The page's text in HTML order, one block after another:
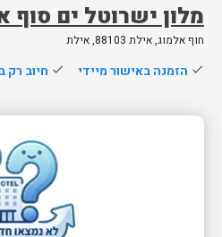
מלון ישרוטל ים סוף
חוף אלמוג, אילת 88103, אילת
done הזמנה באישור מיידי done חיוב רק
שלח